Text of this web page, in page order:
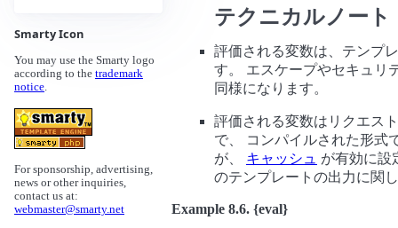
Smarty Icon
You may use the Smarty logo
according to the trademark
notice.
For sponsorship, advertising,
news or other inquiries,
contact us at:
webmaster@smarty.net
テクニカルノート
評価される変数は、テンプ
す。 エスケープやセキュリ
同様になります。
評価される変数はリクエス
で、 コンパイルされた形式
が、 キャッシュ が有効に設
のテンプレートの出力に関
Example 8.6. {eval}